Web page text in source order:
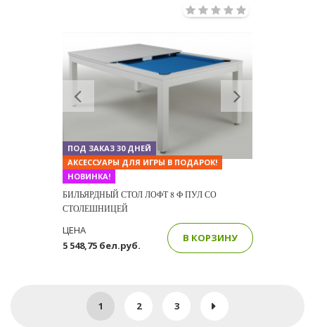
ПОД ЗАКАЗ 30 ДНЕЙ
АКСЕССУАРЫ ДЛЯ ИГРЫ В ПОДАРОК!
НОВИНКА!
БИЛЬЯРДНЫЙ СТОЛ ЛОФТ 8 Ф ПУЛ СО
СТОЛЕШНИЦЕЙ
5 548,75 бел.руб.
ЦЕНА
В КОРЗИНУ
1 2 3